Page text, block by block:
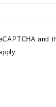
and